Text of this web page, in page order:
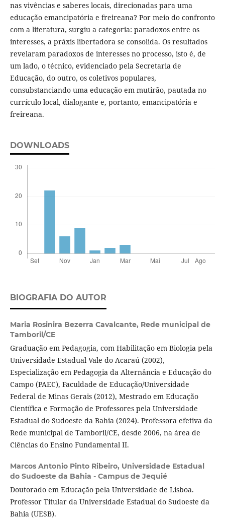
nas vivências e saberes locais, direcionadas para uma
educação emancipatória e freireana? Por meio do confronto
com a literatura, surgiu a categoria: paradoxos entre os
interesses, a práxis libertadora se consolida. Os resultados
revelaram paradoxos de interesses no processo, isto é, de
um lado, o técnico, evidenciado pela Secretaria de
Educação, do outro, os coletivos populares,
consubstanciando uma educação em mutirão, pautada no
currículo local, dialogante e, portanto, emancipatória e
freireana.
DOWNLOADS
BIOGRAFIA DO AUTOR
Maria Rosinira Bezerra Cavalcante, Rede municipal de
Tamboril/CE
Graduação em Pedagogia, com Habilitação em Biologia pela
Universidade Estadual Vale do Acaraú (2002),
Especialização em Pedagogia da Alternância e Educação do
Campo (PAEC), Faculdade de Educação/Universidade
Federal de Minas Gerais (2012), Mestrado em Educação
Científica e Formação de Professores pela Universidade
Estadual do Sudoeste da Bahia (2024). Professora efetiva da
Rede municipal de Tamboril/CE, desde 2006, na área de
Ciências do Ensino Fundamental II.
Marcos Antonio Pinto Ribeiro, Universidade Estadual
do Sudoeste da Bahia - Campus de Jequié
Doutorado em Educação pela Universidade de Lisboa.
Professor Titular da Universidade Estadual do Sudoeste da
Bahia (UESB).